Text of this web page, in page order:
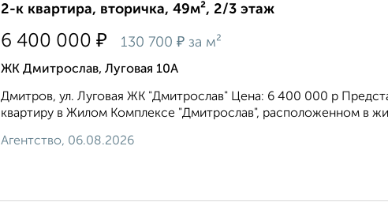
2-к квартира, вторичка, 49м², 2/3 этаж
6 400 000 ₽ 130 700 ₽ за м²
ЖК Дмитрослав, Луговая 10А
Дмитров, ул. Луговая ЖК "Дмитрослав" Цена: 6 400 000 р
квартиру в Жилом Комплексе "Дмитрослав", расположенном в
Агентство, 06.08.2026